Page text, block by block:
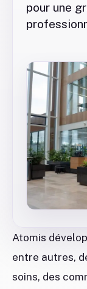
pour une
Atomis
entre autres,
soins, des